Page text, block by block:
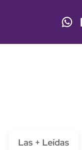
Las + Leídas